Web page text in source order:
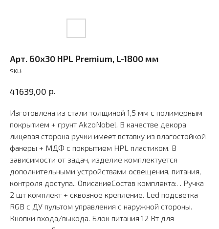
Арт. 60х30 HPL Premium, L-1800 мм
SKU:
41639,00 р.
Изготовлена из стали толщиной 1,5 мм с полимерным
покрытием + грунт AkzoNobel. В качестве декора
лицевая сторона ручки имеет вставку из влагостойкой
фанеры + МДФ с покрытием HPL пластиком. В
зависимости от задач, изделие комплектуется
дополнительными устройствами освещения, питания,
контроля доступа.. ОписаниеСостав комплекта:. . Ручка
2 шт комплект + сквозное крепление. Led подсветка
RGB с ДУ пультом управления с наружной стороны.
Кнопки входа/выхода. Блок питания 12 Вт для